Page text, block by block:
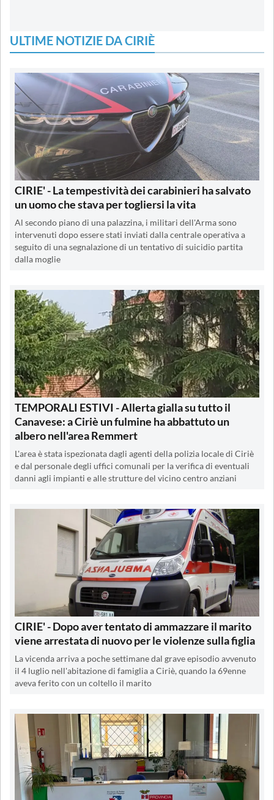
ULTIME NOTIZIE DA CIRIÈ
CIRIE' - La tempestività dei carabinieri ha salvato
un uomo che stava per togliersi la vita
Al secondo piano di una palazzina, i militari dell'Arma sono
intervenuti dopo essere stati inviati dalla centrale operativa a
seguito di una segnalazione di un tentativo di suicidio partita
dalla moglie
TEMPORALI ESTIVI - Allerta gialla su tutto il
Canavese: a Ciriè un fulmine ha abbattuto un
albero nell'area Remmert
L'area è stata ispezionata dagli agenti della polizia locale di Ciriè
e dal personale degli uffici comunali per la verifica di eventuali
danni agli impianti e alle strutture del vicino centro anziani
CIRIE' - Dopo aver tentato di ammazzare il marito
viene arrestata di nuovo per le violenze sulla figlia
La vicenda arriva a poche settimane dal grave episodio avvenuto
il 4 luglio nell'abitazione di famiglia a Ciriè, quando la 69enne
aveva ferito con un coltello il marito